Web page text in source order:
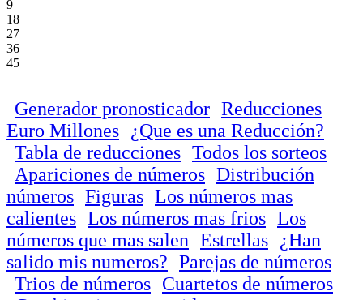
9
18
27
36
45
Generador pronosticador Reducciones
Euro Millones
¿Que es una Reducción?
Tabla de reducciones Todos los sorteos
Apariciones de números Distribución
números Figuras Los números mas
calientes Los números mas frios Los
números que mas salen Estrellas
¿Han
salido mis numeros? Parejas de números
Trios de números Cuartetos de números